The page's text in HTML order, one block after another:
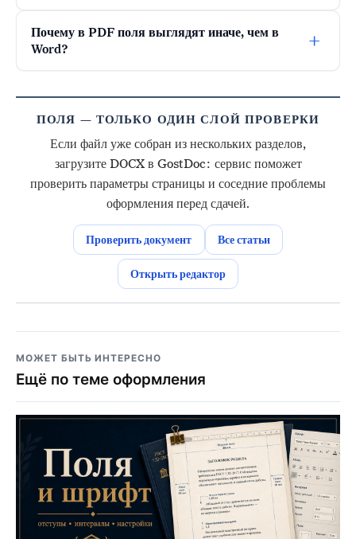
Почему в PDF поля выглядят иначе, чем в
Word?
+
ПОЛЯ — ТОЛЬКО ОДИН СЛОЙ ПРОВЕРКИ
Если файл уже собран из нескольких разделов,
загрузите DOCX в GostDoc: сервис поможет
проверить параметры страницы и соседние проблемы
оформления перед сдачей.
Проверить документ Все статьи
Открыть редактор
МОЖЕТ БЫТЬ ИНТЕРЕСНО
Ещё по теме оформления